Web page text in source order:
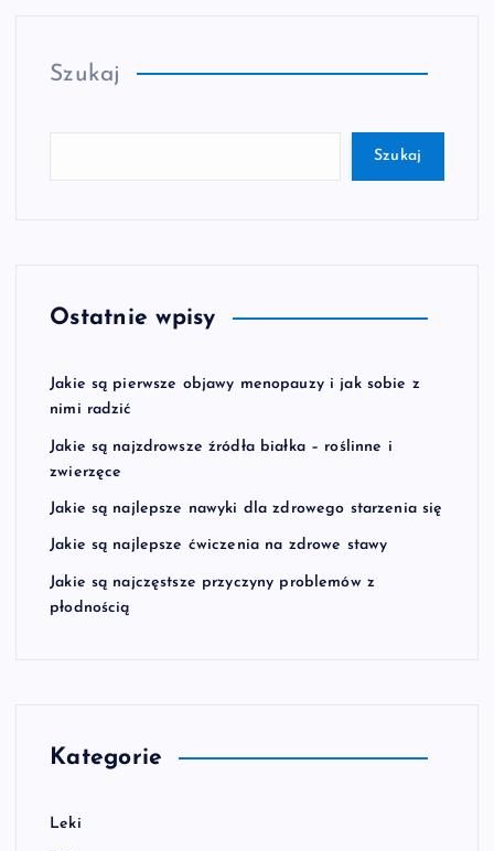
Szukaj
Szukaj
Ostatnie wpisy
Jakie są pierwsze objawy menopauzy i jak sobie z
nimi radzić
Jakie są najzdrowsze źródła białka – roślinne i
zwierzęce
Jakie są najlepsze nawyki dla zdrowego starzenia się
Jakie są najlepsze ćwiczenia na zdrowe stawy
Jakie są najczęstsze przyczyny problemów z
płodnością
Kategorie
Leki